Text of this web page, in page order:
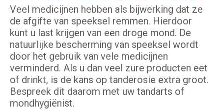
Veel medicijnen hebben als bijwerking dat ze
de afgifte van speeksel remmen. Hierdoor
kunt u last krijgen van een droge mond. De
natuurlijke bescherming van speeksel wordt
door het gebruik van vele medicijnen
verminderd. Als u dan veel zure producten eet
of drinkt, is de kans op tanderosie extra groot.
Bespreek dit daarom met uw tandarts of
mondhygiënist.